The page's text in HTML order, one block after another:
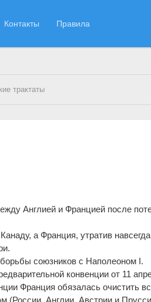
Контакты Правила
трактаты
Англией и Францией после
а Франция, утратив
союзников с Наполеоном I.
конвенции от 11
Франция обязалась очистить
(России, Англии, Австрии и